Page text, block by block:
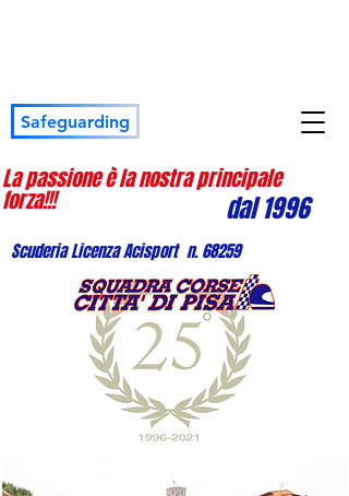
Safeguarding
La passione è la nostra principale
forza!!! dal 1996
Scuderia Licenza Acisport n. 68259